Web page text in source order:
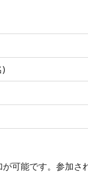
)
可能です。参加